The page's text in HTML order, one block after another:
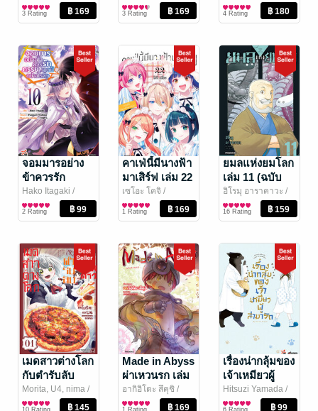
PHOENIX NEXT
การ์ตูนทั่วไป
3 Rating
นะเจ้าคะ เล่ม 5
(ฉบับการ์ตูน)
PHOENIX NEXT
การ์ตูนทั่วไป
3 Rating
IRISBOOK
Publishing
การ์ตูน Boy Love /
Yaoi
4 Rating
จอมมารอย่าง
ข้าควรรัก
ภรรยาเอลฟ์
อย่างไรดี? เล่ม
10
Hako Itagaki /
DEXPRESS
การ์ตูนทั่วไป
2 Rating
คาเฟ่นี้มีนางฟ้า
มาเสิร์ฟ เล่ม 22
(ฉบับการ์ตูน)
(ฉบับจบ)
เซโอะ โคจิ /
PHOENIX NEXT
การ์ตูนทั่วไป
1 Rating
ยมลแห่งยมโลก
เล่ม 11 (ฉบับ
การ์ตูน)
ฮิโรมุ อาราคาวะ /
PHOENIX NEXT
การ์ตูนทั่วไป
16 Rating
เมดสาวต่างโลก
กับตำรับลับ
ระดับสามดาว
01
Morita, U4, nima /
LUCKPIM
การ์ตูนทั่วไป
10 Rating
Made in Abyss
ผ่าเหวนรก เล่ม
14 (ฉบับ
การ์ตูน)
อากิฮิโตะ สึคุชิ /
PHOENIX NEXT
การ์ตูนทั่วไป
1 Rating
เรื่องน่ากลุ้มของ
เจ้าเหมียวผู้
สามารถ เล่ม 9
Hitsuzi Yamada/
DEXPRESS
การ์ตูนทั่วไป
6 Rating